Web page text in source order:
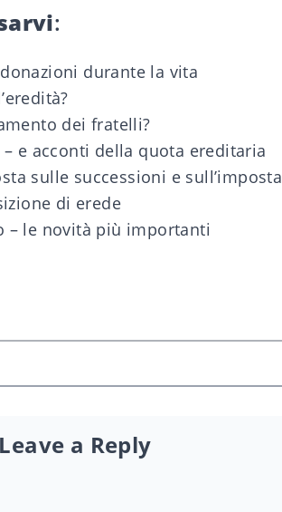
:
durante la vita
dei fratelli?
e acconti della quota ereditaria
sulle successioni e
di erede
– le novità più importanti
Leave a Reply